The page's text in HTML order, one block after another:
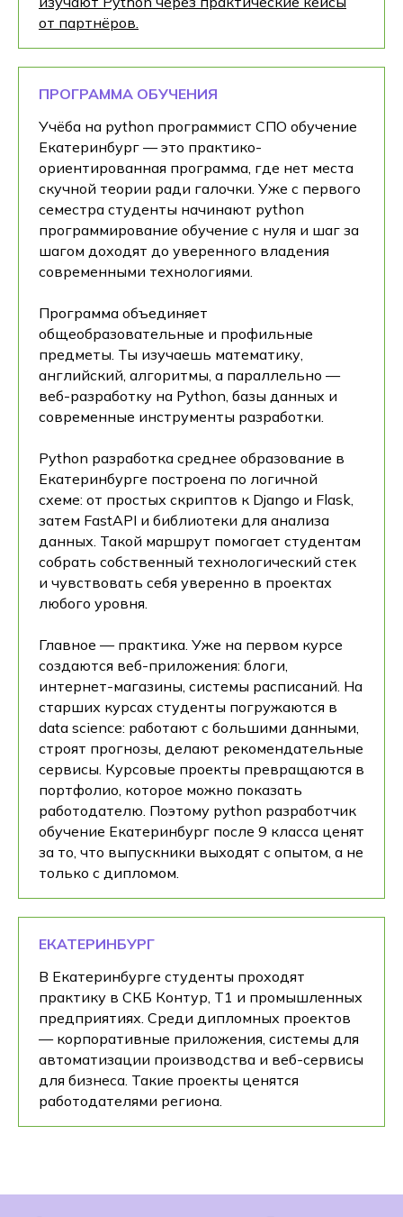
от партнёров.
ПРОГРАММА ОБУЧЕНИЯ
Учёба на python программист СПО обучение
Екатеринбург — это практико-
ориентированная программа, где нет места
скучной теории ради галочки. Уже с первого
семестра студенты начинают python
программирование обучение с нуля и шаг за
шагом доходят до уверенного владения
современными технологиями.
Программа объединяет
общеобразовательные и профильные
предметы. Ты изучаешь математику,
английский, алгоритмы, а параллельно —
веб-разработку на Python, базы данных и
современные инструменты разработки.
Python разработка среднее образование в
Екатеринбурге построена по логичной
схеме: от простых скриптов к Django и Flask,
затем FastAPI и библиотеки для анализа
данных. Такой маршрут помогает студентам
собрать собственный технологический стек
и чувствовать себя уверенно в проектах
любого уровня.
Главное — практика. Уже на первом курсе
создаются веб-приложения: блоги,
интернет-магазины, системы расписаний. На
старших курсах студенты погружаются в
data science: работают с большими данными,
строят прогнозы, делают рекомендательные
сервисы. Курсовые проекты превращаются в
портфолио, которое можно показать
работодателю. Поэтому python разработчик
обучение Екатеринбург после 9 класса ценят
за то, что выпускники выходят с опытом, а не
только с дипломом.
ЕКАТЕРИНБУРГ
В Екатеринбурге студенты проходят
практику в СКБ Контур, Т1 и промышленных
предприятиях. Среди дипломных проектов
— корпоративные приложения, системы для
автоматизации производства и веб-сервисы
для бизнеса. Такие проекты ценятся
работодателями региона.